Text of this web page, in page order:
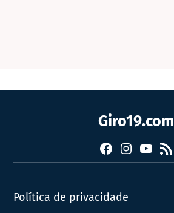
Giro19.com
FacebookInstagram
YouTube
RSS
Política de privacidade